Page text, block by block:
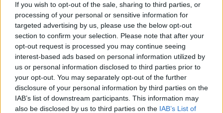
If you wish to opt-out of the sale, sharing to third parties, or
processing of your personal or sensitive information for
targeted advertising by us, please use the below opt-out
section to confirm your selection. Please note that after your
opt-out request is processed you may continue seeing
interest-based ads based on personal information utilized by
us or personal information disclosed to third parties prior to
your opt-out. You may separately opt-out of the further
disclosure of your personal information by third parties on the
IAB’s list of downstream participants. This information may
also be disclosed by us to third parties on the IAB’s List of
Felsőoktatás
Eduline
Átlátszó: 30 millió forintot keresett a miskolci rektor
főtanácsadójának cége
2006 júliusa óta saját cégén keresztül több mint 30 millió forintot
számlázott ki a nehéz anyagi helyzetben lévő...